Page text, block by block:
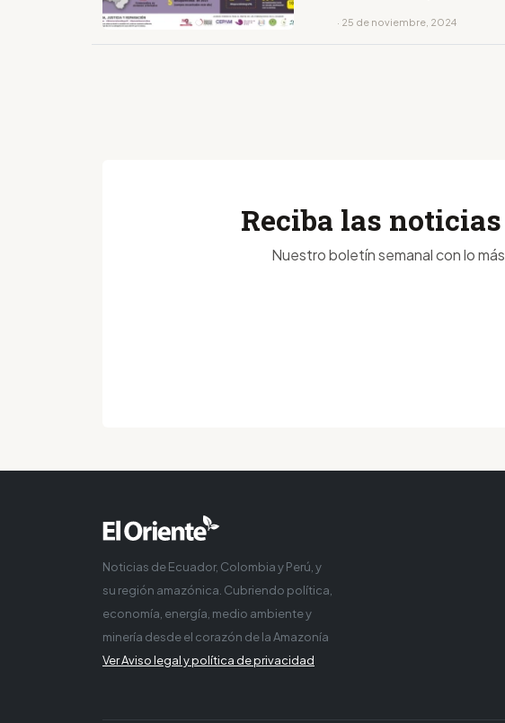
· 25 de noviembre, 2024
Reciba las
Nuestro boletín semanal con lo
Noticias de Ecuador, Colombia y Perú, y
su región amazónica. Cubriendo política,
economía, energía, medio ambiente y
minería desde el corazón de la Amazonía
Ver Aviso legal y política de privacidad